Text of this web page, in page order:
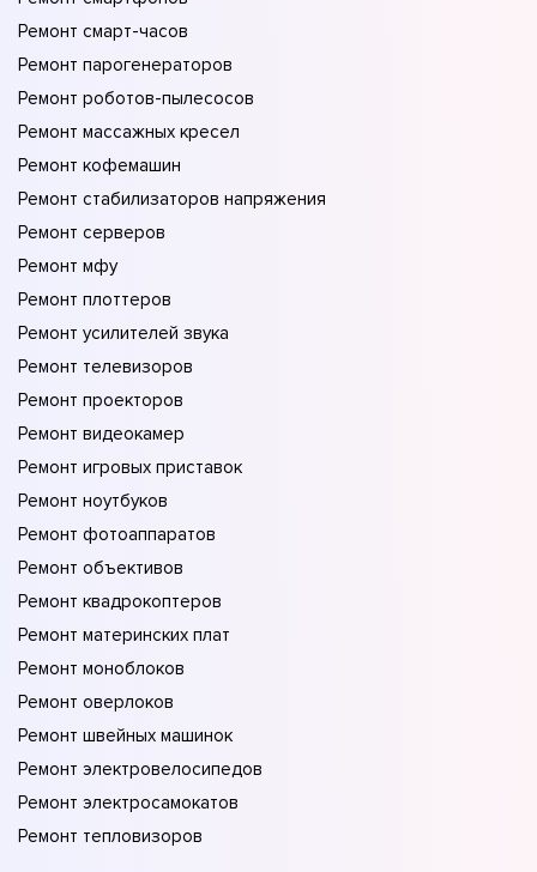
Ремонт смарт-часов
Ремонт парогенераторов
Ремонт роботов-пылесосов
Ремонт массажных кресел
Ремонт кофемашин
Ремонт стабилизаторов напряжения
Ремонт серверов
Ремонт мфу
Ремонт плоттеров
Ремонт усилителей звука
Ремонт телевизоров
Ремонт проекторов
Ремонт видеокамер
Ремонт игровых приставок
Ремонт ноутбуков
Ремонт фотоаппаратов
Ремонт объективов
Ремонт квадрокоптеров
Ремонт материнских плат
Ремонт моноблоков
Ремонт оверлоков
Ремонт швейных машинок
Ремонт электровелосипедов
Ремонт электросамокатов
Ремонт тепловизоров